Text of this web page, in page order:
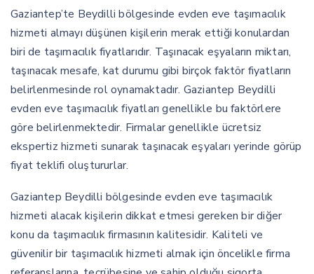
Gaziantep’te Beydilli bölgesinde evden eve taşımacılık
hizmeti almayı düşünen kişilerin merak ettiği konulardan
biri de taşımacılık fiyatlarıdır. Taşınacak eşyaların miktarı,
taşınacak mesafe, kat durumu gibi birçok faktör fiyatların
belirlenmesinde rol oynamaktadır. Gaziantep Beydilli
evden eve taşımacılık fiyatları genellikle bu faktörlere
göre belirlenmektedir. Firmalar genellikle ücretsiz
ekspertiz hizmeti sunarak taşınacak eşyaları yerinde görüp
fiyat teklifi oluştururlar.
Gaziantep Beydilli bölgesinde evden eve taşımacılık
hizmeti alacak kişilerin dikkat etmesi gereken bir diğer
konu da taşımacılık firmasının kalitesidir. Kaliteli ve
güvenilir bir taşımacılık hizmeti almak için öncelikle firma